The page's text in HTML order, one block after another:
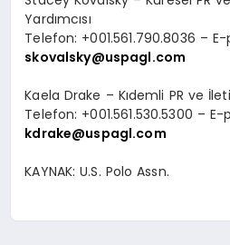
Yardımcısı
Telefon: +001.561.790.8036 – E-
skovalsky@uspagl.com
Kaela Drake – Kıdemli PR ve İleti
Telefon: +001.561.530.5300 – E-
kdrake@uspagl.com
KAYNAK:U.S. Polo Assn.